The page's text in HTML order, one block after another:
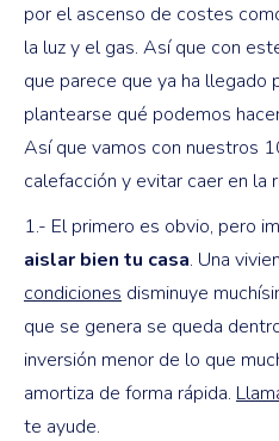
por el ascenso de costes
la luz y el gas. Así que con
que parece que ya ha llegado
plantearse qué podemos
Así que vamos con nuestros
calefacción y evitar caer en la
1.- El primero es obvio, pero
aislar bien tu casa. Una
condiciones disminuye
que se genera se queda
inversión menor de lo que
amortiza de forma rápida.
te ayude.